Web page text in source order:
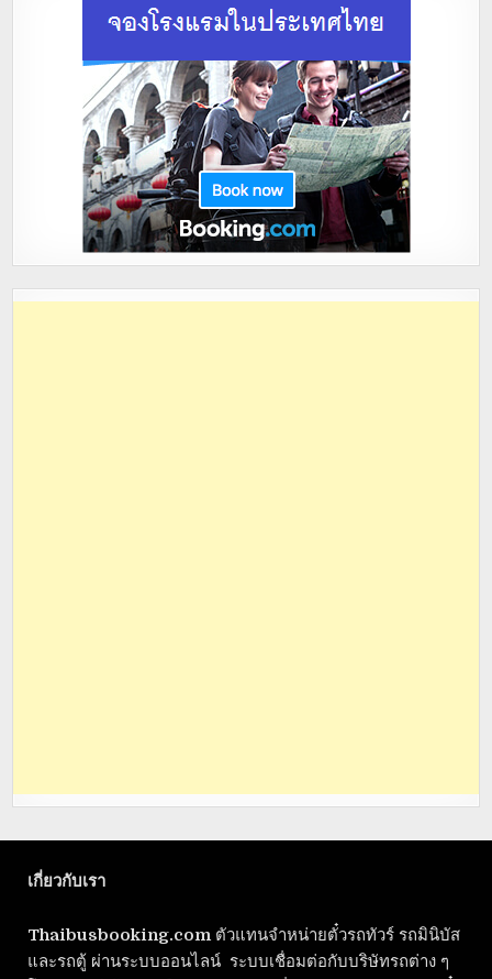
เกี่ยวกับเรา
Thaibusbooking.com ตัวแทนจำหน่ายตั๋วรถทัวร์ รถมินิบัส
และรถตู้ ผ่านระบบออนไลน์ ระบบเชื่อมต่อกับบริษัทรถต่าง ๆ